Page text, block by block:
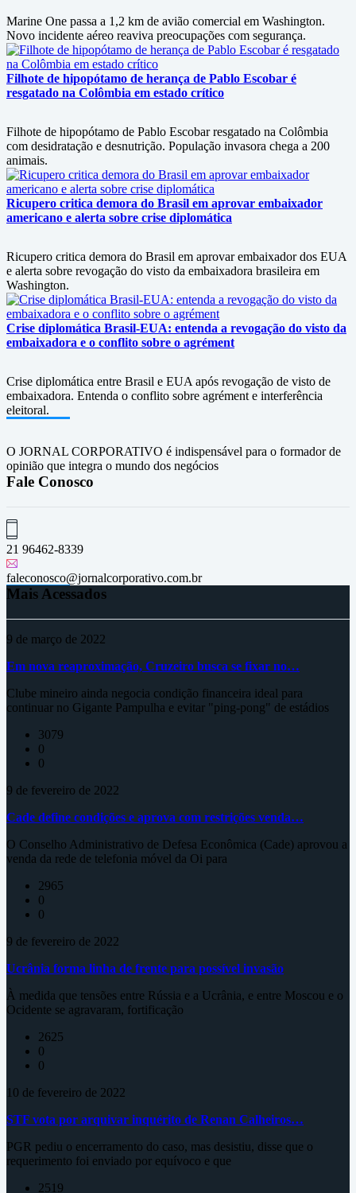
Marine One passa a 1,2 km de avião comercial em Washington.
Novo incidente aéreo reaviva preocupações com segurança.
Filhote de hipopótamo de herança de Pablo Escobar é
resgatado na Colômbia em estado crítico
Filhote de hipopótamo de Pablo Escobar resgatado na Colômbia
com desidratação e desnutrição. População invasora chega a 200
animais.
Ricupero critica demora do Brasil em aprovar embaixador
americano e alerta sobre crise diplomática
Ricupero critica demora do Brasil em aprovar embaixador dos EUA
e alerta sobre revogação do visto da embaixadora brasileira em
Washington.
Crise diplomática Brasil-EUA: entenda a revogação do visto da
embaixadora e o conflito sobre o agrément
Crise diplomática entre Brasil e EUA após revogação de visto de
embaixadora. Entenda o conflito sobre agrément e interferência
eleitoral.
O JORNAL CORPORATIVO é indispensável para o formador de
opinião que integra o mundo dos negócios
Fale Conosco
21 96462-8339
faleconosco@jornalcorporativo.com.br
Mais Acessados
9 de março de 2022
Em nova reaproximação, Cruzeiro busca se fixar no…
Clube mineiro ainda negocia condição financeira ideal para
continuar no Gigante Pampulha e evitar "ping-pong" de estádios
3079
0
0
9 de fevereiro de 2022
Cade define condições e aprova com restrições venda…
O Conselho Administrativo de Defesa Econômica (Cade) aprovou a
venda da rede de telefonia móvel da Oi para
2965
0
0
9 de fevereiro de 2022
Ucrânia forma linha de frente para possível invasão
À medida que tensões entre Rússia e a Ucrânia, e entre Moscou e o
Ocidente se agravaram, fortificação
2625
0
0
10 de fevereiro de 2022
STF vota por arquivar inquérito de Renan Calheiros…
PGR pediu o encerramento do caso, mas desistiu, disse que o
requerimento foi enviado por equívoco e que
2519